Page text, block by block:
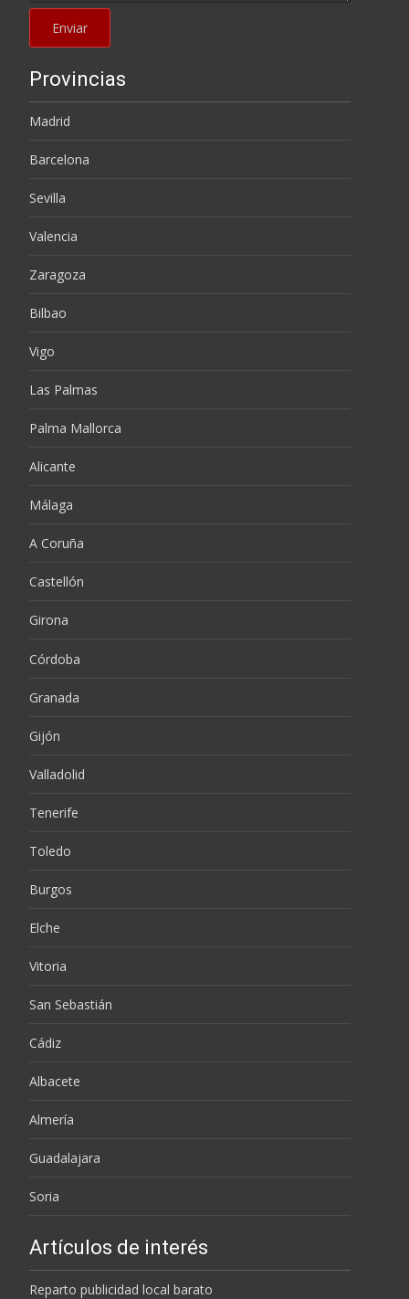
Provincias
Madrid
Barcelona
Sevilla
Valencia
Zaragoza
Bilbao
Vigo
Las Palmas
Palma Mallorca
Alicante
Málaga
A Coruña
Castellón
Girona
Córdoba
Granada
Gijón
Valladolid
Tenerife
Toledo
Burgos
Elche
Vitoria
San Sebastián
Cádiz
Albacete
Almería
Guadalajara
Soria
Artículos de interés
Reparto publicidad local barato